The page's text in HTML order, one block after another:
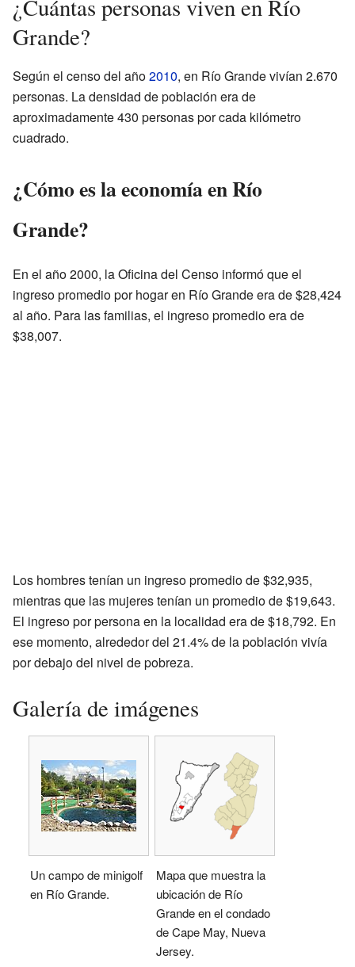
¿Cuántas personas viven en Río
Grande?
Según el censo del año2010, en Río Grande vivían 2.670
personas. La densidad de población era de
aproximadamente 430 personas por cada kilómetro
cuadrado.
¿Cómo es la economía en Río
Grande?
En el año 2000, la Oficina del Censo informó que el
ingreso promedio por hogar en Río Grande era de $28,424
al año. Para las familias, el ingreso promedio era de
$38,007.
Los hombres tenían un ingreso promedio de $32,935,
mientras que las mujeres tenían un promedio de $19,643.
El ingreso por persona en la localidad era de $18,792. En
ese momento, alrededor del 21.4% de la población vivía
por debajo del nivel de pobreza.
Galería de imágenes
Un campo de minigolf
en Río Grande.
Mapa que muestra la
ubicación de Río
Grande en el condado
de Cape May, Nueva
Jersey.